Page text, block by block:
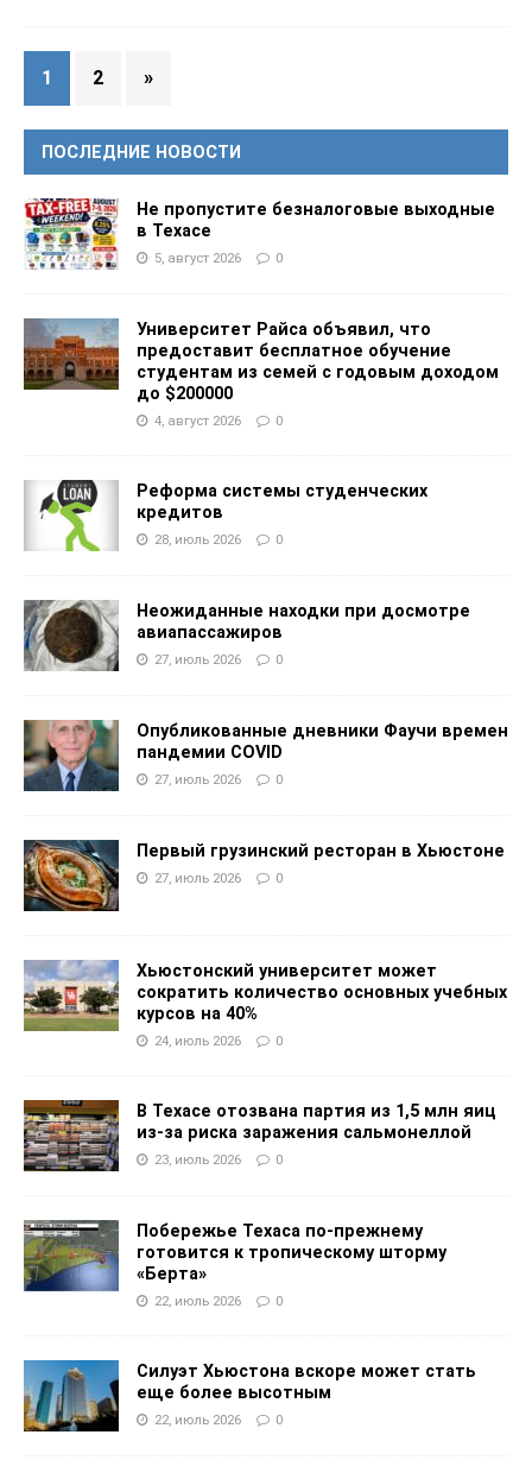
1 2 »
ПОСЛЕДНИЕ НОВОСТИ
Не пропустите безналоговые выходные
в Техасе
5, август 2026 0
Университет Райса объявил, что
предоставит бесплатное обучение
студентам из семей с годовым доходом
до $200000
4, август 2026 0
Реформа системы студенческих
кредитов
28, июль 2026 0
Неожиданные находки при досмотре
авиапассажиров
27, июль 2026 0
Опубликованные дневники Фаучи времен
пандемии COVID
27, июль 2026 0
Первый грузинский ресторан в Хьюстоне
27, июль 2026 0
Хьюстонский университет может
сократить количество основных учебных
курсов на 40%
24, июль 2026 0
В Техасе отозвана партия из 1,5 млн яиц
из-за риска заражения сальмонеллой
23, июль 2026 0
Побережье Техаса по-прежнему
готовится к тропическому шторму
«Берта»
22, июль 2026 0
Силуэт Хьюстона вскоре может стать
еще более высотным
22, июль 2026 0